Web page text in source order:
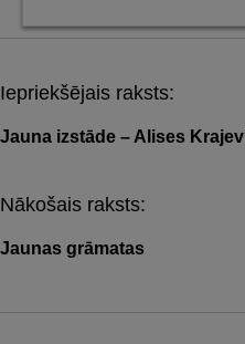
Post
navigation
Iepriekšējais raksts:
Jauna izstāde – Alises
Nākošais raksts:
Jaunas grāmatas